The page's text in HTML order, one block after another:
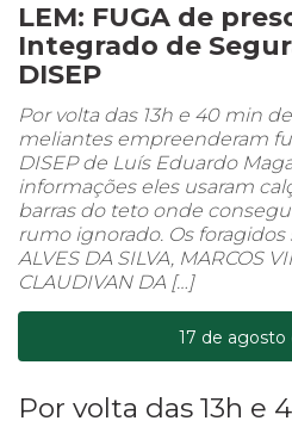
LEM: FUGA de
Integrado de
DISEP
Por volta das 13h e 40 min
meliantes empreenderam
DISEP de Luís Eduardo
informações eles usaram
barras do teto onde
rumo ignorado. Os foragidos
ALVES DA SILVA, MARCOS
CLAUDIVAN DA […]
17 de agosto
Por volta das 13h e